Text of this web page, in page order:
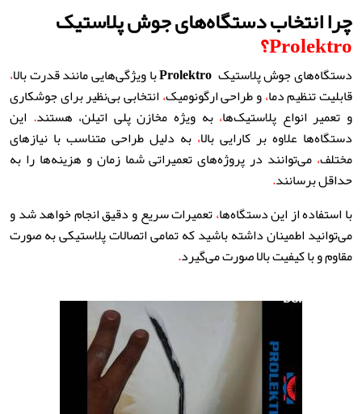
چرا انتخاب دستگاه‌های جوش پلاستیک
Prolektro؟
دستگاه‌های جوش پلاستیک Prolektroبا ویژگی‌هایی مانند قدرت بالا،
قابلیت تنظیم دما،و طراحی ارگونومیک،انتخابی بی‌نظیر برای جوشکاری
و تعمیر انواع پلاستیک‌ها، به ویژه مخازن پلی اتیلن، هستند. این
دستگاه‌ها علاوه بر کارایی بالا، به دلیل طراحی متناسب با نیازهای
مختلف، می‌توانند در پروژه‌های تعمیراتی شما زمان و هزینه‌ها را به
حداقل برسانند.
با استفاده از این دستگاه‌ها،تعمیرات سریع و دقیق انجام خواهد شد و
می‌توانید اطمینان داشته باشید که تمامی اتصالات پلاستیکی به صورت
مقاوم و با کیفیت بالا صورت می‌گیرد.